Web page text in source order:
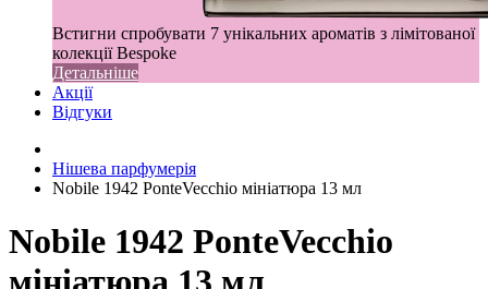
Встигни спробувати 7 унікальних ароматів з лімітованої
колекції Bespoke
Детальніше
Акції
Відгуки
Нішева парфумерія
Nobile 1942 PonteVecchio мініатюра 13 мл
Nobile 1942 PonteVecchio